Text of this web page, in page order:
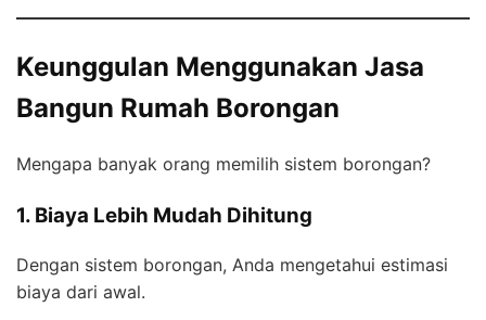
Keunggulan Menggunakan Jasa
Bangun Rumah Borongan
Mengapa banyak orang memilih sistem borongan?
1. Biaya Lebih Mudah Dihitung
Dengan sistem borongan, Anda mengetahui estimasi
biaya dari awal.